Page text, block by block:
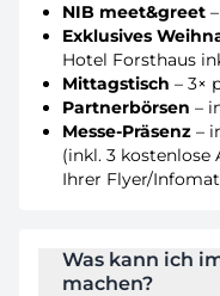
NIB meet&greet
Exklusives
Hotel Forsthaus
Mittagstisch – 3×
Partnerbörsen –
Messe-Präsenz –
(inkl. 3 kostenlose
Ihrer Flyer/
Was kann ich
machen?